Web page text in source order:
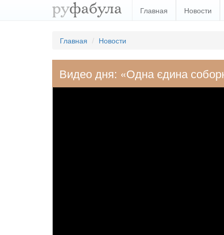
Главная Новости
Главная Новости
Видео дня: «Одна єдина